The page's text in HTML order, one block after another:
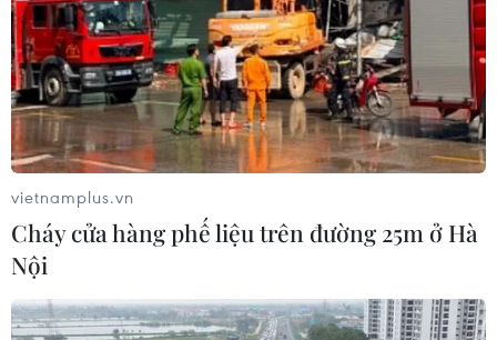
Công bố 9 sự kiện tiêu biểu của ngành y tế
trong năm 2018
Việt Nam đạt nhiều thành tựu trong sản xuất vắcxin cúm
vietnamplus.vn
Cháy cửa hàng phế liệu trên đường 25m ở Hà
Nội